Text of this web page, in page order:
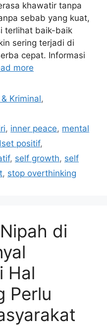
khawatir tanpa
sebab yang kuat,
terlihat baik-baik
sering terjadi di
cepat. Informasi
more
Kriminal,
, inner peace, mental
positif,
, self growth, self
, stop overthinking
di
Hal
Perlu